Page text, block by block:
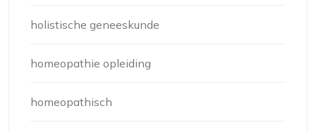
holistische geneeskunde
homeopathie opleiding
homeopathisch